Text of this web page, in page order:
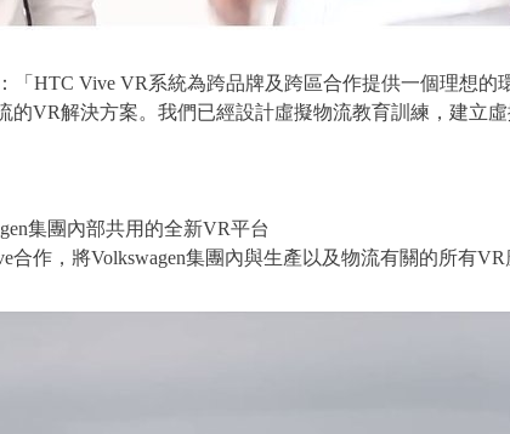
「HTC Vive VR系統為跨品牌及跨區合作提供一個理想
的VR解決方案。我們已經設計虛擬物流教育訓練，建立
集團內部共用的全新VR平台
合作，將Volkswagen集團內與生產以及物流有關的所有